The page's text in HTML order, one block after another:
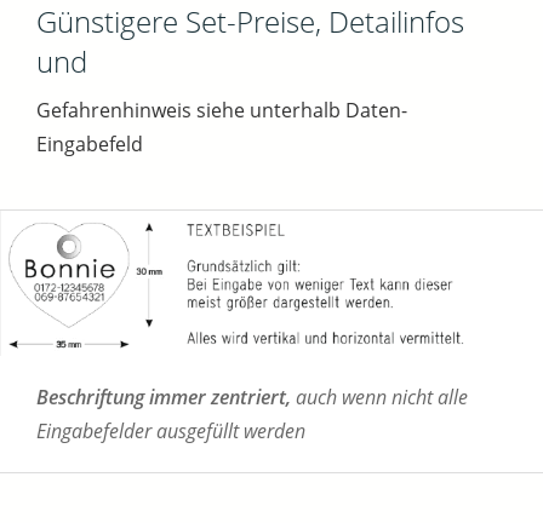
Günstigere Set-Preise, Detailinfos
und
Gefahrenhinweis siehe unterhalb Daten-
Eingabefeld
Beschriftung immer zentriert, auch wenn nicht alle
Eingabefelder ausgefüllt werden